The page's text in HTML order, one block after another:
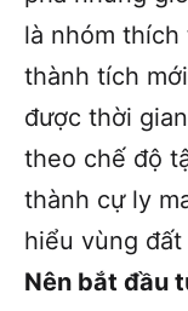
là nhóm thích
thành tích
được thời
theo chế độ
thành cự ly
hiểu vùng đất
Nên bắt đầu